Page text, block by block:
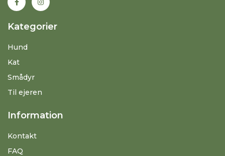
Kategorier
Hund
Kat
Smådyr
Til ejeren
Information
Kontakt
FAQ